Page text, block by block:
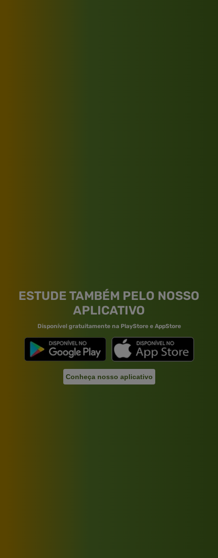
ESTUDE TAMBÉM PELO NOSSO
APLICATIVO
Disponível gratuitamente na PlayStore e AppStore
Conheça nosso aplicativo